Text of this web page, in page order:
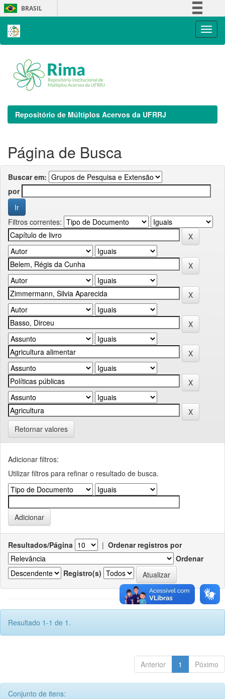
Skip
navigation
BRASIL
Repositório de Múltiplos Acervos da UFRRJ
Página de Busca
Buscar em:
por
Filtros correntes:
Retornar valores
Adicionar filtros:
Utilizar filtros para refinar o resultado de busca.
Resultados/Página | Ordenar registros por
Ordenar
Registro(s)
Resultado 1-1 de 1.
Anterior 1 Póximo
Conjunto de itens: